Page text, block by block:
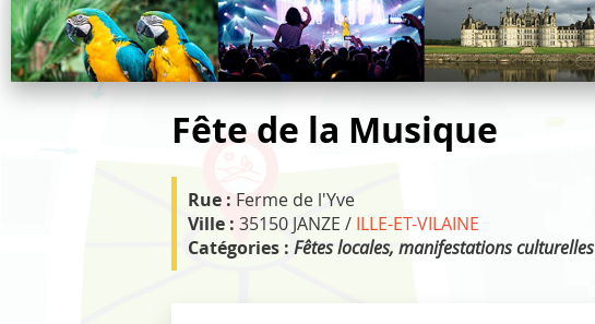
Fête de la Musique
Rue : Ferme de l'Yve
Ville :35150 JANZE / ILLE-ET-VILAINE
Catégories :Fêtes locales, manifestations culturelles